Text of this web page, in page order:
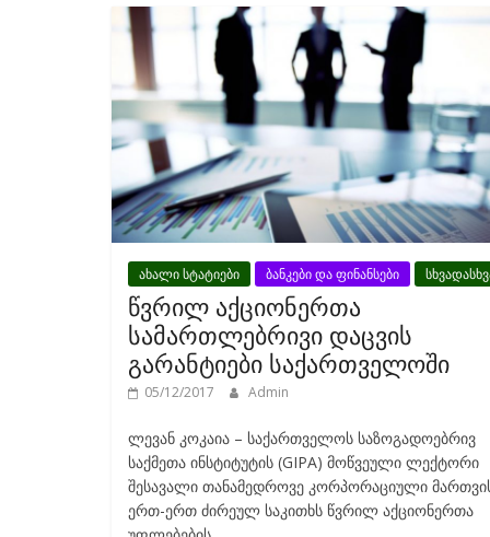
ახალი სტატიები ბანკები და ფინანსები
წვრილ აქციონერთა
სამართლებრივი დაცვის
გარანტიები საქართველოში
05/12/2017 Admin
ლევან კოკაია – საქართველოს საზოგადოებრივ
საქმეთა ინსტიტუტის (GIPA) მოწვეული ლექტორი
შესავალი თანამედროვე კორპორაციული
ერთ-ერთ ძირეულ საკითხს წვრილ აქციონერთა